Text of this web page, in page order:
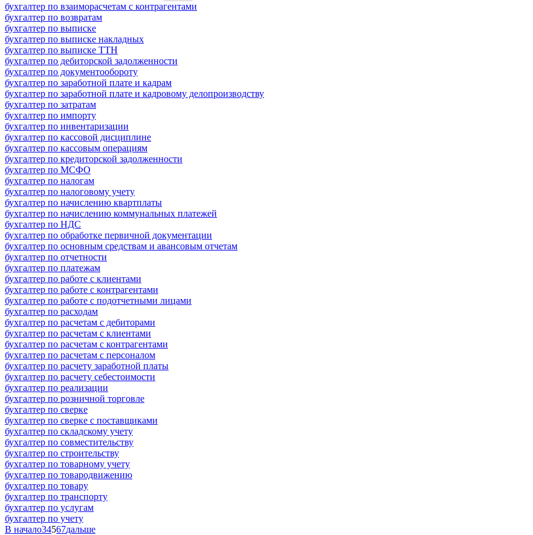
бухгалтер по взаиморасчетам с контрагентами
бухгалтер по возвратам
бухгалтер по выписке
бухгалтер по выписке накладных
бухгалтер по выписке ТТН
бухгалтер по дебиторской задолженности
бухгалтер по документообороту
бухгалтер по заработной плате и кадрам
бухгалтер по заработной плате и кадровому делопроизводству
бухгалтер по затратам
бухгалтер по импорту
бухгалтер по инвентаризации
бухгалтер по кассовой дисциплине
бухгалтер по кассовым операциям
бухгалтер по кредиторской задолженности
бухгалтер по МСФО
бухгалтер по налогам
бухгалтер по налоговому учету
бухгалтер по начислению квартплаты
бухгалтер по начислению коммунальных платежей
бухгалтер по НДС
бухгалтер по обработке первичной документации
бухгалтер по основным средствам и авансовым отчетам
бухгалтер по отчетности
бухгалтер по платежам
бухгалтер по работе с клиентами
бухгалтер по работе с контрагентами
бухгалтер по работе с подотчетными лицами
бухгалтер по расходам
бухгалтер по расчетам с дебиторами
бухгалтер по расчетам с клиентами
бухгалтер по расчетам с контрагентами
бухгалтер по расчетам с персоналом
бухгалтер по расчету заработной платы
бухгалтер по расчету себестоимости
бухгалтер по реализации
бухгалтер по розничной торговле
бухгалтер по сверке
бухгалтер по сверке с поставщиками
бухгалтер по складскому учету
бухгалтер по совместительству
бухгалтер по строительству
бухгалтер по товарному учету
бухгалтер по товародвижению
бухгалтер по товару
бухгалтер по транспорту
бухгалтер по услугам
бухгалтер по учету
В начало34567дальше